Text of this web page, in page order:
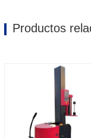
Productos